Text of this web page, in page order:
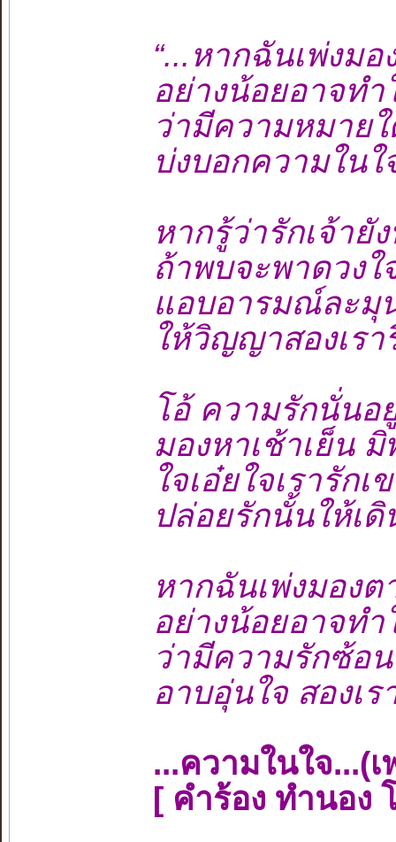
“...หากฉันเพ่งม
อย่างน้อยอาจทำ
ว่ามีความหมาย
บ่งบอกความในใ
หากรู้ว่ารักเจ้ายั
ถ้าพบจะพาดวงใ
แอบอารมณ์ละมุ
ให้วิญญาสองเร
โอ้ ความรักนั่นอ
มองหาเช้าเย็น
ใจเอ๋ยใจเรารัก
ปล่อยรักนั้นให้เ
หากฉันเพ่งมอง
อย่างน้อยอาจทำ
ว่ามีความรักซ้อ
อาบอุ่นใจ สองเร
...ความในใจ...(
[ คำร้อง ทำนอง